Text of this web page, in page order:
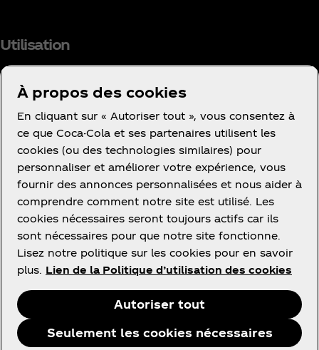
Utilisation
Facebook
Instagram
Youtube
Ce site vous propose des contenus et des
promotions à propos des marques, des produits et
des activités des sociétés du groupe The Coca‑Cola
France.
À propos des cookies
En cliquant sur « Autoriser tout », vous consentez à
ce que Coca-Cola et ses partenaires utilisent les
cookies (ou des technologies similaires) pour
personnaliser et améliorer votre expérience, vous
fournir des annonces personnalisées et nous aider à
comprendre comment notre site est utilisé. Les
cookies nécessaires seront toujours actifs car ils
sont nécessaires pour que notre site fonctionne.
Lisez notre politique sur les cookies pour en savoir
plus. Lien de la Politique d’utilisation des cookies
Autoriser tout
Seulement les cookies nécessaires